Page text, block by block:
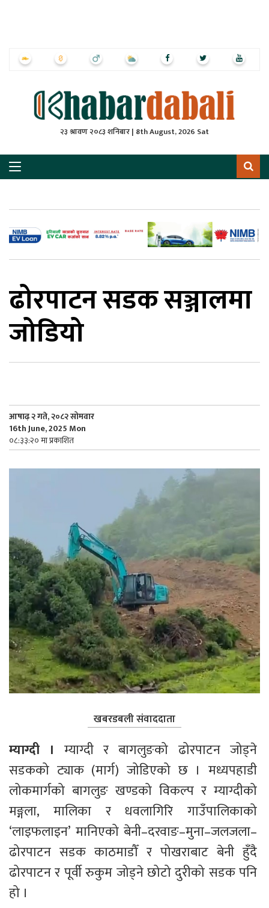
२३ श्रावण २०८३ शनिबार | 8th August, 2026 Sat
ढोरपाटन सडक सञ्जालमा
जोडियो
आषाढ़ २ गते, २०८२ सोमवार
16th June, 2025 Mon
०८:३३:२० मा प्रकाशित
खबरडबली संवाददाता
म्याग्दी । म्याग्दी र बागलुङको ढोरपाटन जोड्ने
सडकको ट्याक (मार्ग) जोडिएको छ । मध्यपहाडी
लोकमार्गको बागलुङ खण्डको विकल्प र म्याग्दीको
मङ्गला, मालिका र धवलागिरि गाउँपालिकाको
‘लाइफलाइन’ मानिएको बेनी–दरवाङ–मुना–जलजला–
ढोरपाटन सडक काठमाडौँ र पोखराबाट बेनी हुँदै
ढोरपाटन र पूर्वी रुकुम जोड्ने छोटो दुरीको सडक पनि
हो ।